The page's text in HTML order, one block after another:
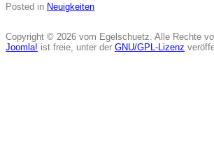
Posted in Neuigkeiten
Copyright © 2026 vom Egelschuetz. Alle Rechte
Joomla! ist freie, unter der GNU/GPL-Lizenz